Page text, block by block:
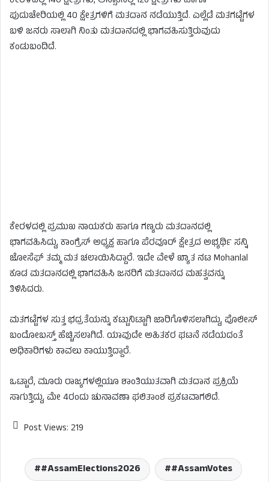
ಪುದುಚೇರಿಯಲ್ಲಿ 40 ಕ್ಷೇತ್ರಗಳಿಗೆ ಮತದಾನ ನಡೆಯುತ್ತಿದೆ. ಎಲ್ಲೆಡೆ ಮತಗಟ್ಟೆಗಳ
ಬಳಿ ಜನರು ಸಾಲಾಗಿ ನಿಂತು ಮತದಾನದಲ್ಲಿ ಭಾಗವಹಿಸುತ್ತಿರುವುದು
ಕಂಡುಬಂದಿದೆ.
ಕೇರಳದಲ್ಲಿ ಪ್ರಮುಖ ನಾಯಕರು ಹಾಗೂ ಗಣ್ಯರು ಮತದಾನದಲ್ಲಿ
ಭಾಗವಹಿಸಿದ್ದು, ಕಾಂಗ್ರೆಸ್ ಅಧ್ಯಕ್ಷ ಹಾಗೂ ಪೆರವೂರ್ ಕ್ಷೇತ್ರದ ಅಭ್ಯರ್ಥಿ ಸನ್ನಿ
ಜೋಸೆಫ್ ತಮ್ಮ ಮತ ಚಲಾಯಿಸಿದ್ದಾರೆ. ಇದೇ ವೇಳೆ ಖ್ಯಾತ ನಟ Mohanlal
ಕೂಡ ಮತದಾನದಲ್ಲಿ ಭಾಗವಹಿಸಿ ಜನರಿಗೆ ಮತದಾನದ ಮಹತ್ವವನ್ನು
ತಿಳಿಸಿದರು.
ಮತಗಟ್ಟೆಗಳ ಸುತ್ತ ಭದ್ರತೆಯನ್ನು ಕಟ್ಟುನಿಟ್ಟಾಗಿ ಜಾರಿಗೊಳಿಸಲಾಗಿದ್ದು, ಪೊಲೀಸ್
ಬಂದೋಬಸ್ತ್‌ ಹೆಚ್ಚಿಸಲಾಗಿದೆ. ಯಾವುದೇ ಅಹಿತಕರ ಘಟನೆ ನಡೆಯದಂತೆ
ಅಧಿಕಾರಿಗಳು ಕಾವಲು ಕಾಯುತ್ತಿದ್ದಾರೆ.
ಒಟ್ಟಾರೆ, ಮೂರು ರಾಜ್ಯಗಳಲ್ಲಿಯೂ ಶಾಂತಿಯುತವಾಗಿ ಮತದಾನ ಪ್ರಕ್ರಿಯೆ
ಸಾಗುತ್ತಿದ್ದು, ಮೇ 4ರಂದು ಚುನಾವಣಾ ಫಲಿತಾಂಶ ಪ್ರಕಟವಾಗಲಿದೆ.
Post Views: 219
#AssamElections2026
#AssamVotes